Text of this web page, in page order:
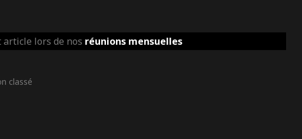
article lors de nos réunions mensuelles
classé